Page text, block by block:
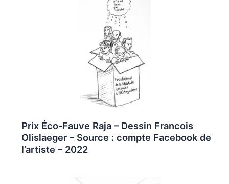
Prix Éco-Fauve Raja – Dessin Francois
Olislaeger – Source : compte Facebook de
l’artiste – 2022